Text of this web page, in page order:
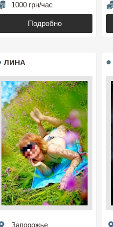
1000 грн/час
Подробно
ЛИНА
Запорожье